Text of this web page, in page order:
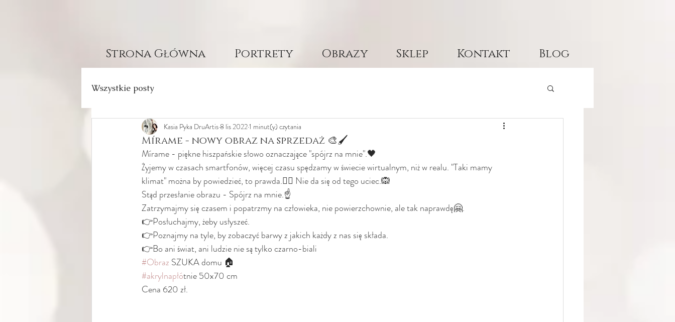
Strona Główna Portrety Obrazy Sklep Kontakt Blog
Wszystkie posty
Mírame - nowy obraz na sprzedaż 🎨🖌
Kasia Pyka DruArtis 8 lis 20221 minut(y) czytania
Mírame - piękne hiszpańskie słowo oznaczające "spójrz na mnie".🖤
Żyjemy w czasach smartfonów, więcej czasu spędzamy w świecie wirtualnym, niż w realu. "Taki mamy
klimat" można by powiedzieć, to prawda.🤷‍♀️ Nie da się od tego uciec.🙉
Stąd przesłanie obrazu - Spójrz na mnie.☝️
Zatrzymajmy się czasem i popatrzmy na człowieka, nie powierzchownie, ale tak naprawdę🤗.
👉Posłuchajmy, żeby usłyszeć.
👉Poznajmy na tyle, by zobaczyć barwy z jakich każdy z nas się składa.
👉Bo ani świat, ani ludzie nie są tylko czarno-biali
#Obraz SZUKA domu 🏠
#akrylnapłótnie 50x70 cm
Cena 620 zł.